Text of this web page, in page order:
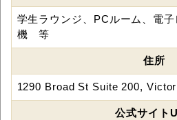
学生ラウンジ、PCルーム、電
機 等
住所
1290 Broad St Suite 200,
公式サイト